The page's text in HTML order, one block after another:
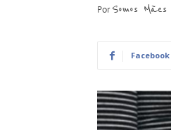
Por Somos Mães
Facebook